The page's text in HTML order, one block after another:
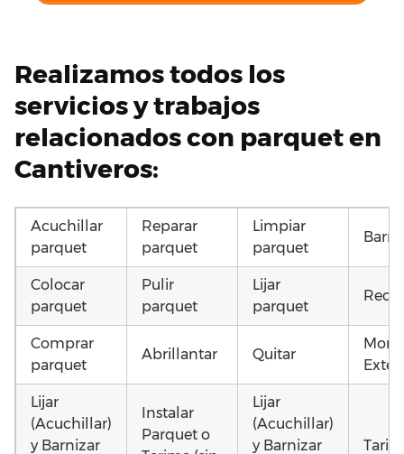
Realizamos todos los
servicios y trabajos
relacionados con parquet en
Cantiveros:
Acuchillar
parquet
Reparar
parquet
Limpiar
parquet
Colocar
parquet
Pulir
parquet
Lijar
parquet
Comprar
parquet
Abrillantar Quitar
Lijar
(Acuchillar)
y Barnizar
Instalar
Parquet o
Lijar
(Acuchillar)
y Barnizar